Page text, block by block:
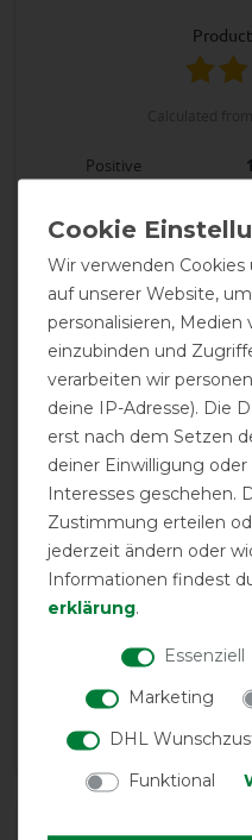
Positive
Negative
13.04.2025
Wir sind zufrieden. Der
Vorteil, dass er leicht ist
. Bei Hitze ist das sicher
aus Polyester sind.
Decken schneller
zufriedenstellend. Unser
eine Zwischengrösse (zw.
Von Horseven wird
vorzunehmen. Das
noch nicht abschliessend
07.04.2025
Passt gut, lässt sich gut
nicht so hängen.
Wir verwenden Cookies
auf unserer Website,
personalisieren,
einzubinden und
verarbeiten wir
deine IP-Adresse). Die
erst nach dem Setzen
deiner Einwilligung
Interesses geschehen.
Zustimmung erteilen
jederzeit ändern oder
Informationen findest
erklärung.
Essenziell
Marketing
DHL
Funktional